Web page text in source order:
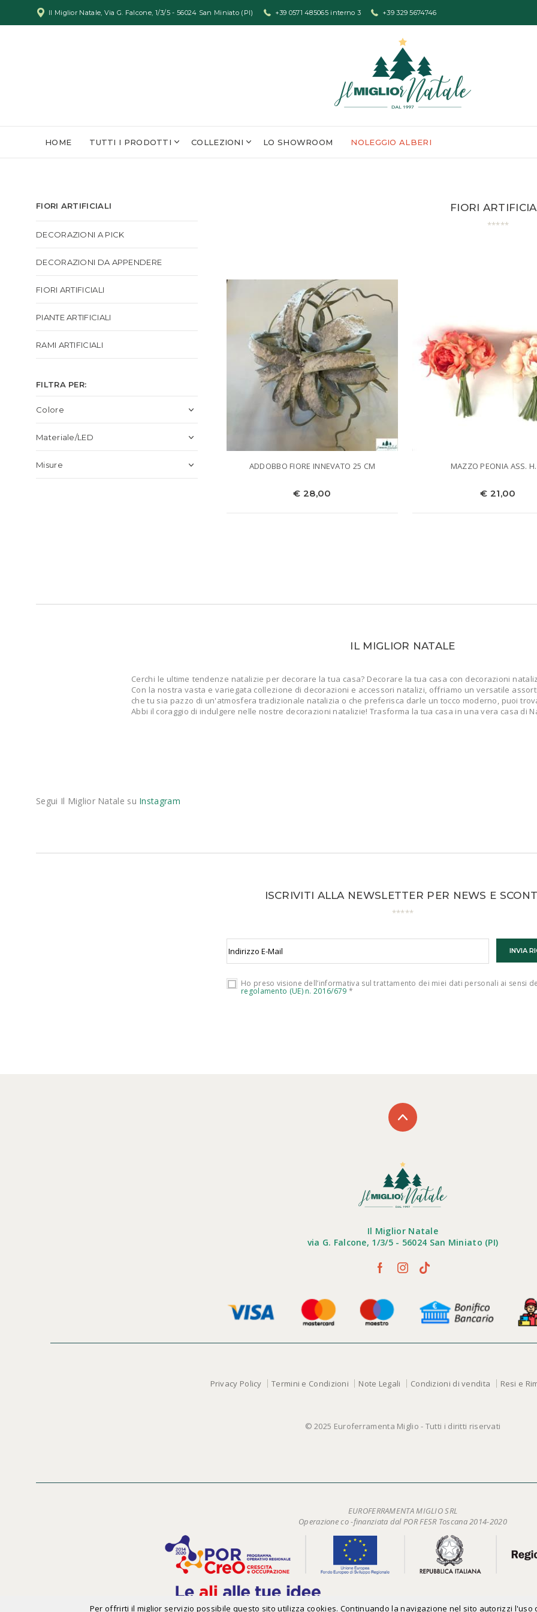
Per offrirti il miglior servizio possibile questo sito utilizza cookies. Continuando la navigazione nel sito autorizzi l'uso
Il Miglior Natale, Via G. Falcone, 1/3/5 - 56024 San Miniato (PI) +39 0571 485065 interno 3 +39 329 5674746
HOME TUTTI I PRODOTTI COLLEZIONI LO SHOWROOM NOLEGGIO ALBERI
FIORI ARTIFICIALI
DECORAZIONI A PICK
DECORAZIONI DA APPENDERE
FIORI ARTIFICIALI
PIANTE ARTIFICIALI
RAMI ARTIFICIALI
FILTRA PER:
Colore
Materiale/LED
Misure
FIORI
ADDOBBO FIORE INNEVATO 25 CM
€ 28,00
MAZZO PEONIA ASS.
€ 21,00
IL MIGLIOR NATALE
Cerchi le ultime tendenze natalizie per decorare la tua casa? Decorare la tua casa con decorazioni
Con la nostra vasta e variegata collezione di decorazioni e accessori natalizi, offriamo un versatile
che tu sia pazzo di un'atmosfera tradizionale natalizia o che preferisca darle un tocco moderno, puoi
Abbi il coraggio di indulgere nelle nostre decorazioni natalizie! Trasforma la tua casa in una vera casa di
Segui Il Miglior Natale su Instagram
ISCRIVITI ALLA NEWSLETTER PER NEWS E
Ho preso visione dell’informativa sul trattamento dei miei dati personali ai sensi
regolamento (UE) n. 2016/679 *
Il Miglior Natale
via G. Falcone, 1/3/5 - 56024 San Miniato (PI)
Privacy Policy Termini e Condizioni Note Legali Condizioni di vendita Resi e
© 2025 Euroferramenta Miglio - Tutti i diritti riservati
EUROFERRAMENTA MIGLIO SRL
Operazione co -finanziata dal POR FESR Toscana 2014-2020